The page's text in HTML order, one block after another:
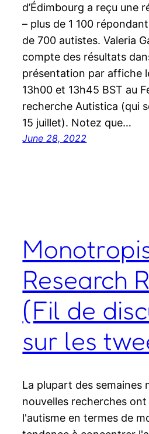
d’Édimbourg a reçu une
– plus de 1 100
de 700 autistes. Valeria
compte des résultats
présentation par affiche
13h00 et 13h45 BST au
recherche Autistica (qui
15 juillet). Notez que…
June 28, 2022
Research
(Fil de
sur les
La plupart des semaines
nouvelles recherches
l'autisme en termes de